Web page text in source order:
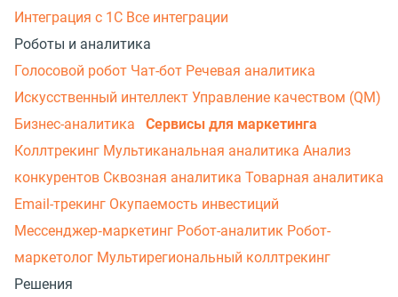
Интеграция с 1С Все интеграции
Роботы и аналитика
Голосовой робот Чат-бот Речевая аналитика
Искусственный интеллект Управление качеством (QM)
Бизнес-аналитика
Сервисы для маркетинга
Коллтрекинг Мультиканальная аналитика Анализ
конкурентов Сквозная аналитика Товарная аналитика
Email-трекинг Окупаемость инвестиций
Мессенджер‑маркетинг Робот-аналитик Робот-
маркетолог Мультирегиональный коллтрекинг
Решения